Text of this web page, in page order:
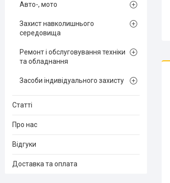
Авто-, мото
Захист навколишнього
середовища
Ремонт і обслуговування техніки
та обладнання
Засоби індивідуального захисту
Статті
Про нас
Відгуки
Доставка та оплата